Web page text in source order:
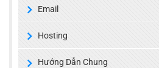
Email
Hosting
Hướng Dẫn Chung